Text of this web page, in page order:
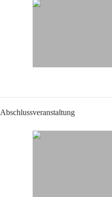
Abschlussveranstaltung